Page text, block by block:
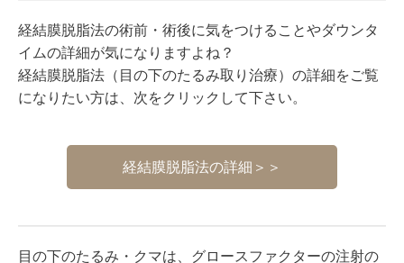
経結膜脱脂法の術前・術後に気をつけることやダウンタ
イムの詳細が気になりますよね？
経結膜脱脂法（目の下のたるみ取り治療）の詳細をご覧
になりたい方は、次をクリックして下さい。
経結膜脱脂法の詳細＞＞
目の下のたるみ・クマは、グロースファクターの注射の